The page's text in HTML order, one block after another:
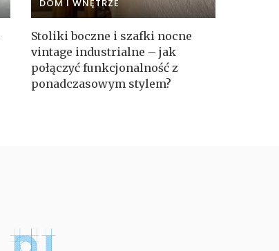
DOM I WNĘTRZE
Stoliki boczne i szafki nocne
vintage industrialne – jak
połączyć funkcjonalność z
ponadczasowym stylem?